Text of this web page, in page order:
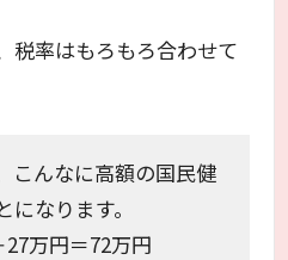
税率はもろもろ合わせて
こんなに高額の国民健
なります。
万円＝72万円